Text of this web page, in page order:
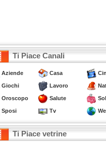
Ti Piace Canali
Aziende Casa
Giochi Lavoro
Oroscopo Salute
Sposi Tv
Ti Piace vetrine